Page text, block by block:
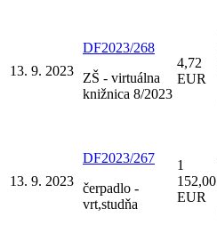
13. 9. 2023
DF2023/268
ZŠ - virtuálna
knižnica 8/2023
4,72
EUR
13. 9. 2023
DF2023/267
čerpadlo -
vrt,studňa
1
152,00
EUR